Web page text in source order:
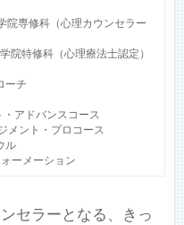
専修科（心理カウンセラー
特修科（心理療法士認定）
ーチ
アドバンスコース
ント・プロコース
ル
ーメーション
セラーとなる、きっ